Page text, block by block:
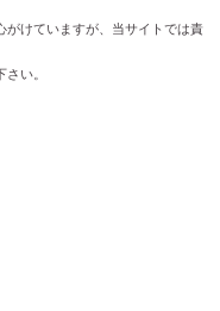
がけていますが、当サイトでは責
い。